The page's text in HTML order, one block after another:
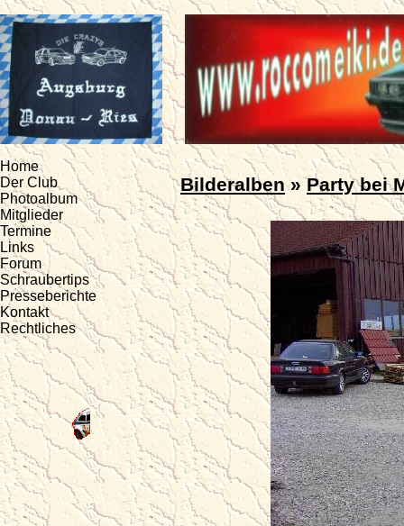
Bilderalben»Party bei
Home
Der Club
Photoalbum
Mitglieder
Termine
Links
Forum
Schraubertips
Presseberichte
Kontakt
Rechtliches